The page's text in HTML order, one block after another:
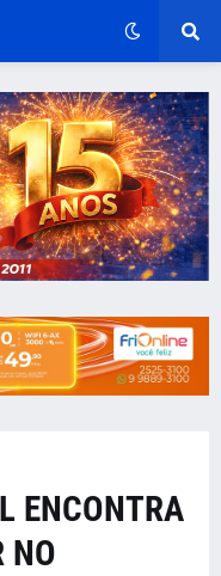
ENCONTRA
NO